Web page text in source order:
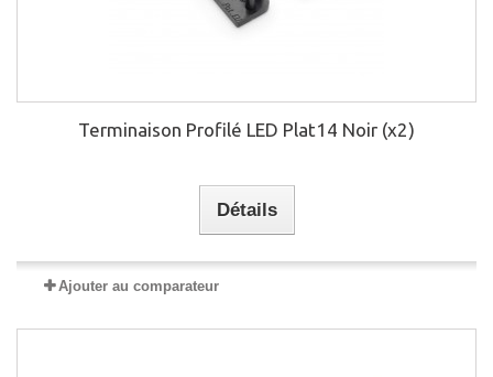
Terminaison Profilé LED Plat14 Noir (x2)
Détails
Ajouter au comparateur